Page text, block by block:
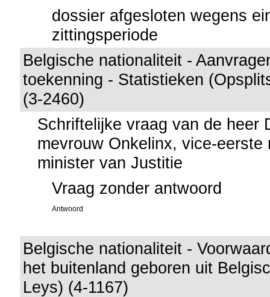
dossier afgesloten wegens
zittingsperiode
Belgische nationaliteit -
toekenning - Statistieken
(3-2460)
Schriftelijke vraag van de heer
mevrouw Onkelinx, vice-eerste
minister van Justitie
Vraag zonder antwoord
Antwoord
Belgische nationaliteit -
het buitenland geboren uit
Leys) (4-1167)